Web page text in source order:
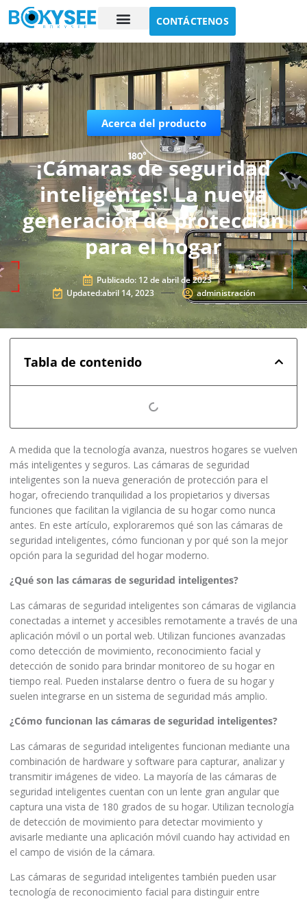
CONTÁCTENOS
Acerca del producto
¡Cámaras de seguridad
inteligentes! La nueva
generación de protección
para el hogar
Publicado: 12 de abril de 2023
Updated:abril 14, 2023
administración
Tabla de contenido
A medida que la tecnología avanza, nuestros hogares se vuelven
más inteligentes y seguros. Las cámaras de seguridad
inteligentes son la nueva generación de protección para el
hogar, ofreciendo tranquilidad a los propietarios y diversas
funciones que facilitan la vigilancia de su hogar como nunca
antes. En este artículo, exploraremos qué son las cámaras de
seguridad inteligentes, cómo funcionan y por qué son la mejor
opción para la seguridad del hogar moderno.
¿Qué son las cámaras de seguridad inteligentes?
Las cámaras de seguridad inteligentes son cámaras de vigilancia
conectadas a internet y accesibles remotamente a través de una
aplicación móvil o un portal web. Utilizan funciones avanzadas
como detección de movimiento, reconocimiento facial y
detección de sonido para brindar monitoreo de su hogar en
tiempo real. Pueden instalarse dentro o fuera de su hogar y
suelen integrarse en un sistema de seguridad más amplio.
¿Cómo funcionan las cámaras de seguridad inteligentes?
Las cámaras de seguridad inteligentes funcionan mediante una
combinación de hardware y software para capturar, analizar y
transmitir imágenes de video. La mayoría de las cámaras de
seguridad inteligentes cuentan con un lente gran angular que
captura una vista de 180 grados de su hogar. Utilizan tecnología
de detección de movimiento para detectar movimiento y
avisarle mediante una aplicación móvil cuando hay actividad en
el campo de visión de la cámara.
Las cámaras de seguridad inteligentes también pueden usar
tecnología de reconocimiento facial para distinguir entre